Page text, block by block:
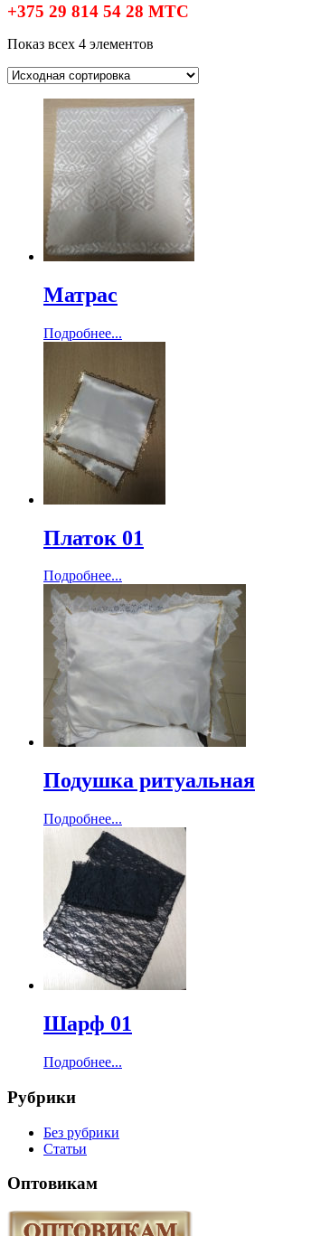
+375 29 814 54 28 МТС
Показ всех 4 элементов
Матрас
Подробнее...
Платок 01
Подробнее...
Подушка ритуальная
Подробнее...
Шарф 01
Подробнее...
Рубрики
Без рубрики
Статьи
Оптовикам